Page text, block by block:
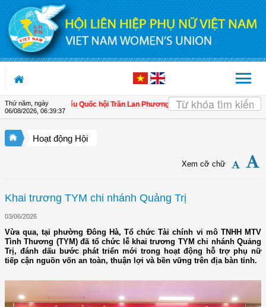
Truy cập nội dung luôn
Thứ năm, ngày
06/08/2026, 06:39:38
lý | Đại biểu Quốc hội Trần Lan Phương: Quản lý hải quan cần giúp
Hoạt động Hội
Xem cỡ chữ
Khai trương TYM chi nhánh Quảng Trị
03/06/2026
Vừa qua, tại phường Đông Hà, Tổ chức Tài chính vi mô TNHH MTV
Tình Thương (TYM) đã tổ chức lễ khai trương TYM chi nhánh Quảng
Trị, đánh dấu bước phát triển mới trong hoạt động hỗ trợ phụ nữ
tiếp cận nguồn vốn an toàn, thuận lợi và bền vững trên địa bàn tỉnh.